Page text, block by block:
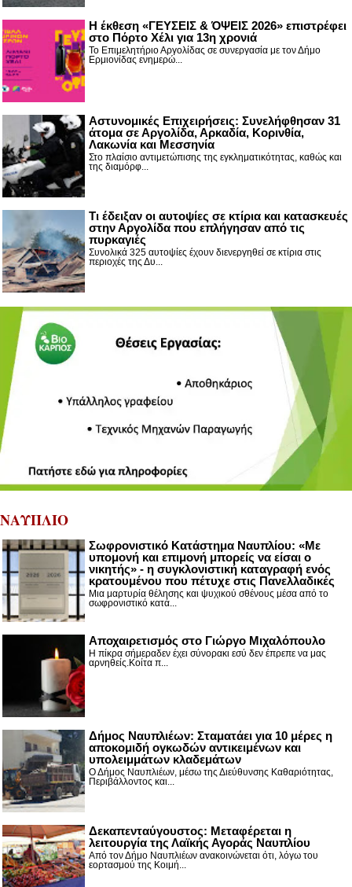
Η έκθεση «ΓΕΥΣΕΙΣ & ΌΨΕΙΣ 2026» επιστρέφει
στο Πόρτο Χέλι για 13η χρονιά
Το Επιμελητήριο Αργολίδας σε συνεργασία με τον Δήμο
Ερμιονίδας ενημερώ...
Αστυνομικές Επιχειρήσεις: Συνελήφθησαν 31
άτομα σε Αργολίδα, Αρκαδία, Κορινθία,
Λακωνία και Μεσσηνία
Στο πλαίσιο αντιμετώπισης της εγκληματικότητας, καθώς και
της διαμόρφ...
Τι έδειξαν οι αυτοψίες σε κτίρια και κατασκευές
στην Αργολίδα που επλήγησαν από τις
πυρκαγιές
Συνολικά 325 αυτοψίες έχουν διενεργηθεί σε κτίρια στις
περιοχές της Δυ...
ΝΑΥΠΛΙΟ
Σωφρονιστικό Κατάστημα Ναυπλίου: «Με
υπομονή και επιμονή μπορείς να είσαι ο
νικητής» - η συγκλονιστική καταγραφή ενός
κρατουμένου που πέτυχε στις Πανελλαδικές
Μια μαρτυρία θέλησης και ψυχικού σθένους μέσα από το
σωφρονιστικό κατά...
Αποχαιρετισμός στο Γιώργο Μιχαλόπουλο
Η πίκρα σήμεραδεν έχει σύνορακι εσύ δεν έπρεπε να μας
αρνηθείς.Κοίτα π...
Δήμος Ναυπλιέων: Σταματάει για 10 μέρες η
αποκομιδή ογκωδών αντικειμένων και
υπολειμμάτων κλαδεμάτων
Ο Δήμος Ναυπλιέων, μέσω της Διεύθυνσης Καθαριότητας,
Περιβάλλοντος και...
Δεκαπενταύγουστος: Μεταφέρεται η
λειτουργία της Λαϊκής Αγοράς Ναυπλίου
Από τον Δήμο Ναυπλιέων ανακοινώνεται ότι, λόγω του
εορτασμού της Κοιμή...